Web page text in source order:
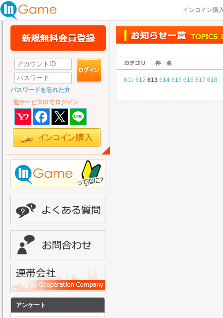
インコイン購
パスワードを忘れた方
他サービスIDでログイン
アンケート
611 612 613 614 615 616 617 618